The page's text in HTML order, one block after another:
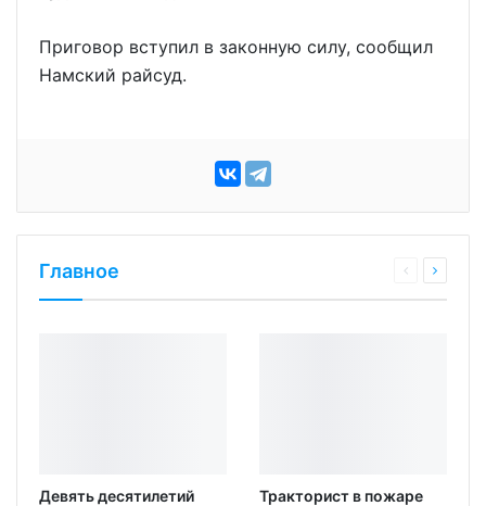
Приговор вступил в законную силу, сообщил
Намский райсуд.
Главное
Девять десятилетий Тракторист в пожаре